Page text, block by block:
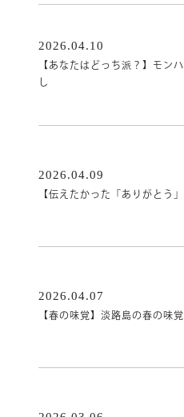
2026.04.10
【あなたはどっち派？】モン
し
2026.04.09
【伝えたかった「ありがとう
2026.04.07
【春の味覚】淡路島の春の味